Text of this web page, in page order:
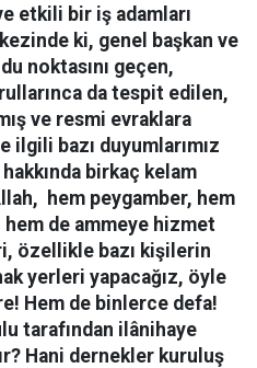
etkili bir iş adamları
ki, genel başkan ve
noktasını geçen,
da tespit edilen,
ve resmi evraklara
ilgili bazı duyumlarımız
birkaç kelam
hem peygamber, hem
de ammeye hizmet
özellikle bazı kişilerin
yerleri yapacağız, öyle
Hem de binlerce defa!
tarafından ilânihaye
Hani dernekler kuruluş